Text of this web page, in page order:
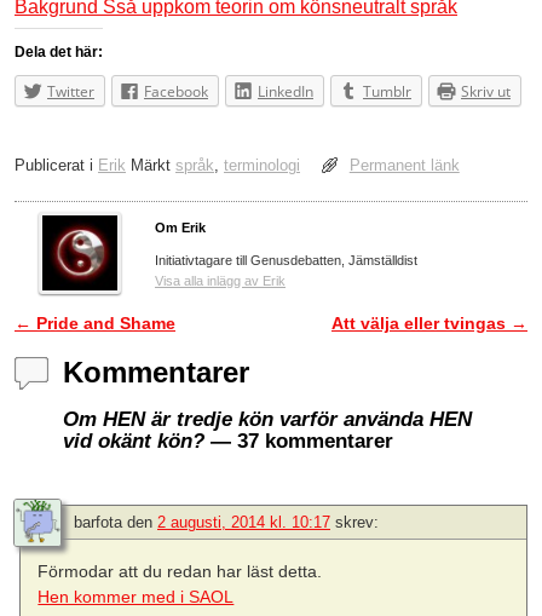
Bakgrund Sså uppkom teorin om könsneutralt språk
Dela det här:
Twitter Facebook LinkedIn Tumblr Skriv ut
Publicerat i Erik Märkt språk terminologi Permanent länk
Om Erik
Initiativtagare till Genusdebatten, Jämställdist
Visa alla inlägg av Erik
Inläggsnavigering
← Pride and Shame Att välja eller tvingas →
Kommentarer
Om HEN är tredje kön varför använda HEN
vid okänt kön? — 37 kommentarer
barfota den 2 augusti, 2014 kl. 10:17 skrev:
Förmodar att du redan har läst detta.
Hen kommer med i SAOL